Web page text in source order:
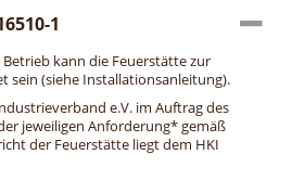
1
kann die Feuerstätte zur
sein (siehe Installationsanleitung).
e.V. im Auftrag des
jeweiligen Anforderung* gemäß
der Feuerstätte liegt dem HKI